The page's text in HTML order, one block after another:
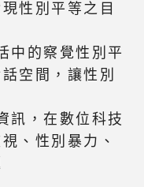
性別平等之目
中的察覺性別平
空間，讓性別
訊，在數位科技
、性別暴力、